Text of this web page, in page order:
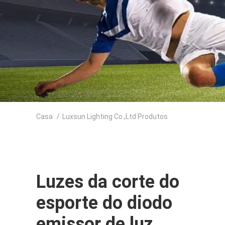
Casa / Luxsun Lighting Co.,Ltd Produtos
Luzes da corte do
esporte do diodo